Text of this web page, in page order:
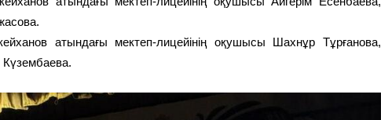
атындағы мектеп-лицейінің оқушысы Шахнұр Тұрғанова,
Күзембаева.